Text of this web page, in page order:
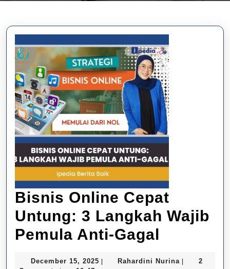
Bisnis Online Cepat
Untung: 3 Langkah Wajib
Pemula Anti-Gagal
December 15, 2025 DecemberRahardini Nurina Rahardini
2